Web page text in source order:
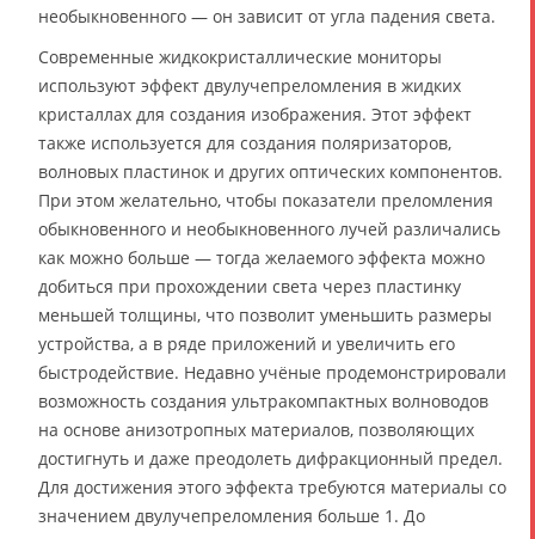
необыкновенного — он зависит от угла падения света.
Современные жидкокристаллические мониторы
используют эффект двулучепреломления в жидких
кристаллах для создания изображения. Этот эффект
также используется для создания поляризаторов,
волновых пластинок и других оптических компонентов.
При этом желательно, чтобы показатели преломления
обыкновенного и необыкновенного лучей различались
как можно больше — тогда желаемого эффекта можно
добиться при прохождении света через пластинку
меньшей толщины, что позволит уменьшить размеры
устройства, а в ряде приложений и увеличить его
быстродействие. Недавно учёные продемонстрировали
возможность создания ультракомпактных волноводов
на основе анизотропных материалов, позволяющих
достигнуть и даже преодолеть дифракционный предел.
Для достижения этого эффекта требуются материалы со
значением двулучепреломления больше 1. До